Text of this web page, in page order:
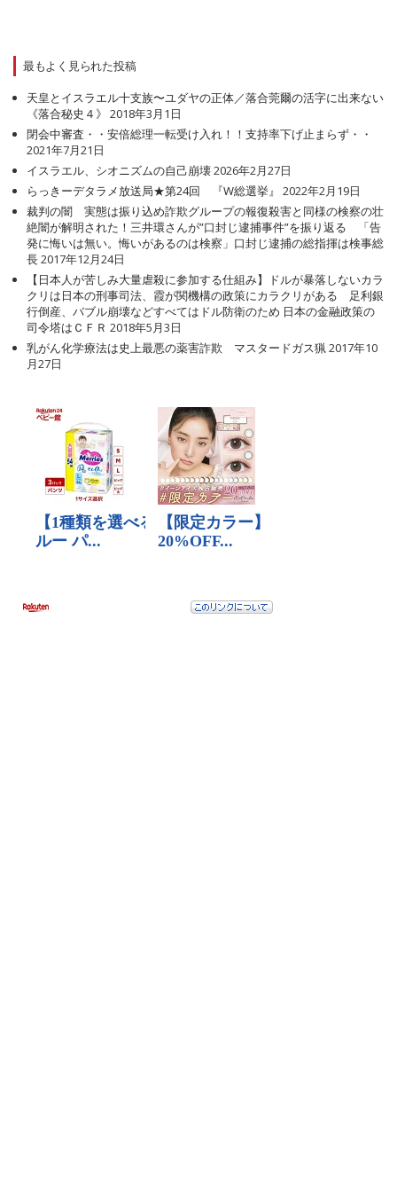
最もよく見られた投稿
天皇とイスラエル十支族〜ユダヤの正体／落合莞爾の活字に出来ない
《落合秘史４》 2018年3月1日
閉会中審査・・安倍総理一転受け入れ！！支持率下げ止まらず・・
2021年7月21日
イスラエル、シオニズムの自己崩壊2026年2月27日
らっきーデタラメ放送局★第24回 『W総選挙』
2022年2月19日
裁判の闇 実態は振り込め詐欺グループの報復殺害と同様の検察の壮
絶闇が解明された！三井環さんが”口封じ逮捕事件”を振り返る 「告
発に悔いは無い。悔いがあるのは検察」口封じ逮捕の総指揮は検事総
長2017年12月24日
【日本人が苦しみ大量虐殺に参加する仕組み】ドルが暴落しないカラ
クリは日本の刑事司法、霞が関機構の政策にカラクリがある 足利銀
行倒産、バブル崩壊などすべてはドル防衛のため 日本の金融政策の
司令塔はＣＦＲ 2018年5月3日
乳がん化学療法は史上最悪の薬害詐欺 マスタードガス猟 2017年10
月27日